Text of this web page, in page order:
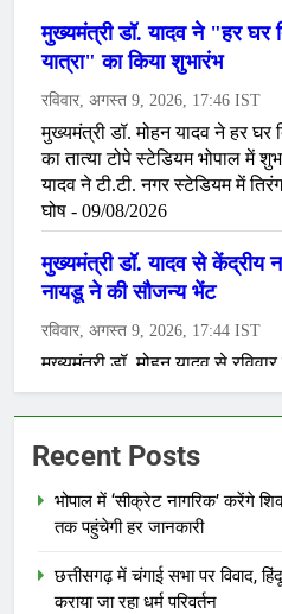
Recent Posts
भोपाल में ‘सीक्रेट नागरिक’ करेंगे
तक पहुंचेगी हर जानकारी
छत्तीसगढ़ में चंगाई सभा पर विवाद,
कराया जा रहा धर्म परिवर्तन